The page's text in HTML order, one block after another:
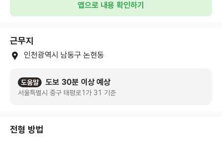
앱으로 내용 확인하기
근무지
인천광역시 남동구 논현동
도움말 도보 30분 이상 예상
서울특별시 중구 태평로1가 31 기준
전형 방법